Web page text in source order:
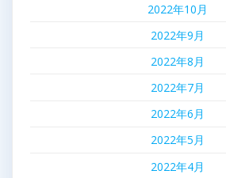
2022年10月
2022年9月
2022年8月
2022年7月
2022年6月
2022年5月
2022年4月